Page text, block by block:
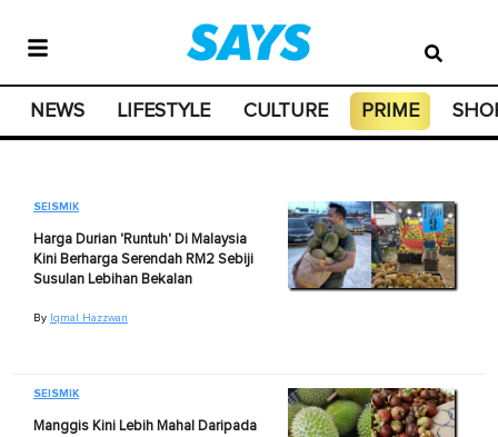
NEWS LIFESTYLE CULTURE PRIME
SEISMIK
Harga Durian 'Runtuh' Di Malaysia
Kini Berharga Serendah RM2 Sebiji
Susulan Lebihan Bekalan
By Iqmal Hazzwan
SEISMIK
Manggis Kini Lebih Mahal Daripada